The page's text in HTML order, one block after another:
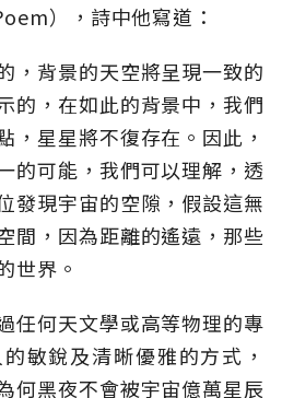
），詩中他寫道：
，背景的天空將呈現一致的
的，在如此的背景中，我們
，星星將不復存在。因此，
的可能，我們可以理解，透
發現宇宙的空隙，假設這無
間，因為距離的遙遠，那些
世界。
任何天文學或高等物理的專
敏銳及清晰優雅的方式，
何黑夜不會被宇宙億萬星辰